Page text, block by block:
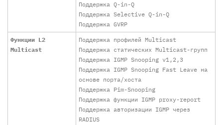
Поддержка Q-in-Q
Поддержка Selective Q-in-Q
Поддержка GVRP
Функции L2
Multicast
Поддержка профилей Multicast
Поддержка статических Multicast-групп
Поддержка IGMP Snooping v1,2,3
Поддержка IGMP Snooping Fast Leave на
основе порта/хоста
Поддержка Pim-Snooping
Поддержка функции IGMP proxy-report
Поддержка авторизации IGMP через
RADIUS